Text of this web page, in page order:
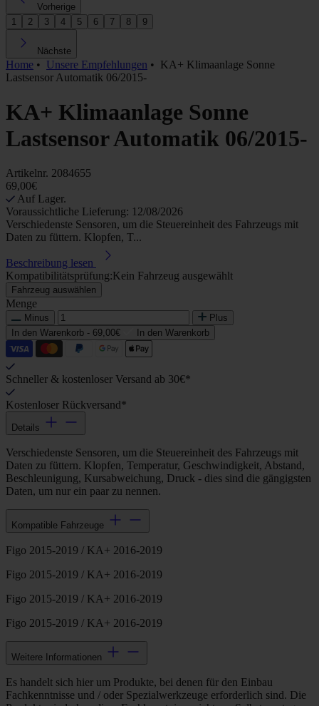
Vorherige
1
2 3 4 5 6 7 8 9
Nächste
Home • Unsere Empfehlungen • KA+ Klimaanlage Sonne
Lastsensor Automatik 06/2015-
KA+ Klimaanlage Sonne
Lastsensor Automatik 06/2015-
Artikelnr. 2084655
69,00€
Auf Lager.
Voraussichtliche Lieferung: 12/08/2026
Verschiedenste Sensoren, um die Steuereinheit des Fahrzeugs mit
Daten zu füttern. Klopfen, T...
Beschreibung lesen
Kompatibilitätsprüfung:Kein Fahrzeug ausgewählt
Fahrzeug auswählen
Menge
Minus
Plus
In den Warenkorb - 69,00€ In den Warenkorb
Schneller & kostenloser Versand ab 30€*
Kostenloser Rückversand*
Details
Verschiedenste Sensoren, um die Steuereinheit des Fahrzeugs mit
Daten zu füttern. Klopfen, Temperatur, Geschwindigkeit, Abstand,
Beschleunigung, Kursabweichung, Druck - dies sind die gängigsten
Daten, um nur ein paar zu nennen.
Kompatible Fahrzeuge
Figo 2015-2019 / KA+ 2016-2019
Figo 2015-2019 / KA+ 2016-2019
Figo 2015-2019 / KA+ 2016-2019
Figo 2015-2019 / KA+ 2016-2019
Weitere Informationen
Es handelt sich hier um Produkte, bei denen für den Einbau
Fachkenntnisse und / oder Spezialwerkzeuge erforderlich sind. Die